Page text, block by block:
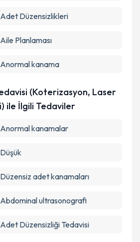
Düzensizlikleri
Planlaması
kanama
(Koterizasyon, Laser
ile İlgili Tedaviler
kanamalar
adet kanamaları
ultrasonografi
Düzensizliği Tedavisi